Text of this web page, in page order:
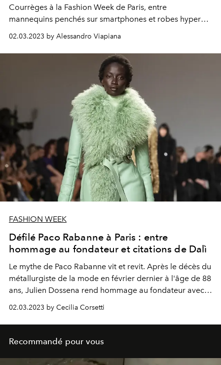
Courrèges à la Fashion Week de Paris, entre
mannequins penchés sur smartphones et robes hyper
02.03.2023 by Alessandro Viapiana
FASHION WEEK
Défilé Paco Rabanne à Paris : entre
hommage au fondateur et citations de Dalì
Le mythe de Paco Rabanne vit et revit. Après le décès du
métallurgiste de la mode en février dernier à l'âge de 88
ans, Julien Dossena rend hommage au fondateur avec
comprenant des citations de vêtements historiques de la
maison et des reproductions des peintures de Salvador
Dalì.
02.03.2023 by Cecilia Corsetti
Recommandé pour vous